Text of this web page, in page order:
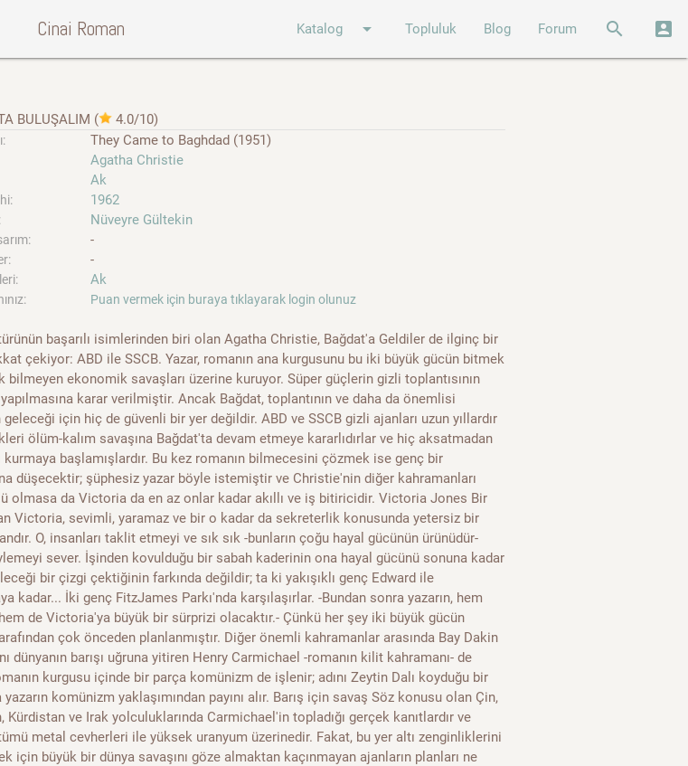
Cinai Roman Katalog arrow_drop_down Topluluk Blog Forum search account_box
BULUŞALIM ( 4.0/10)
They Came to Baghdad (1951)
Agatha Christie
Ak
1962
Nüveyre Gültekin
-
-
Ak
Puan vermek için buraya tıklayarak login olunuz
başarılı isimlerinden biri olan Agatha Christie, Bağdat'a Geldiler de ilginç bir
çekiyor: ABD ile SSCB. Yazar, romanın ana kurgusunu bu iki büyük gücün bitmek
bilmeyen ekonomik savaşları üzerine kuruyor. Süper güçlerin gizli toplantısının
karar verilmiştir. Ancak Bağdat, toplantının ve daha da önemlisi
geleceği için hiç de güvenli bir yer değildir. ABD ve SSCB gizli ajanları uzun yıllardır
ölüm-kalım savaşına Bağdat'ta devam etmeye kararlıdırlar ve hiç aksatmadan
kurmaya başlamışlardır. Bu kez romanın bilmecesini çözmek ise genç bir
düşecektir; şüphesiz yazar böyle istemiştir ve Christie'nin diğer kahramanları
olmasa da Victoria da en az onlar kadar akıllı ve iş bitiricidir. Victoria Jones Bir
Victoria, sevimli, yaramaz ve bir o kadar da sekreterlik konusunda yetersiz bir
O, insanları taklit etmeyi ve sık sık -bunların çoğu hayal gücünün ürünüdür-
sever. İşinden kovulduğu bir sabah kaderinin ona hayal gücünü sonuna kadar
bir çizgi çektiğinin farkında değildir; ta ki yakışıklı genç Edward ile
kadar... İki genç FitzJames Parkı'nda karşılaşırlar. -Bundan sonra yazarın, hem
de Victoria'ya büyük bir sürprizi olacaktır.- Çünkü her şey iki büyük gücün
çok önceden planlanmıştır. Diğer önemli kahramanlar arasında Bay Dakin
dünyanın barışı uğruna yitiren Henry Carmichael -romanın kilit kahramanı- de
kurgusu içinde bir parça komünizm de işlenir; adını Zeytin Dalı koyduğu bir
yazarın komünizm yaklaşımından payını alır. Barış için savaş Söz konusu olan Çin,
Kürdistan ve Irak yolculuklarında Carmichael'in topladığı gerçek kanıtlardır ve
metal cevherleri ile yüksek uranyum üzerinedir. Fakat, bu yer altı zenginliklerini
için büyük bir dünya savaşını göze almaktan kaçınmayan ajanların planları ne